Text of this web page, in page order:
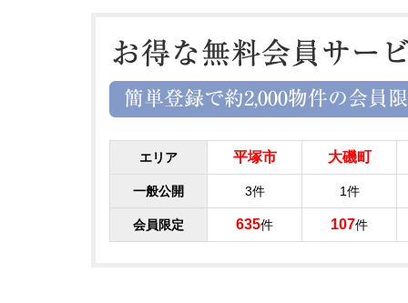
エリア 平塚市 大磯町
一般公開 3件 1件
会員限定 635件 107件